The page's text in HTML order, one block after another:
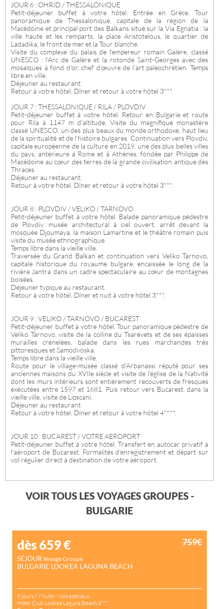
JOUR 6 : OHRID / THESSALONIQUE
Petit-déjeuner buffet à votre hôtel. Entrée en Grèce. Tour
panoramique de Thessalonique, capitale de la région de la
Macédoine et principal port des Balkans situé sur la Via Egnatia : la
ville haute et les remparts, la place Aristotelous, le quartier de
Ladadika, le front de mer et la Tour blanche.
Visite du complexe du palais de l'empereur romain Galère, classé
UNESCO : l'Arc de Galère et la rotonde Saint-Georges avec des
mosaïques à fond d'or, chef d'œuvre de l'art paléochrétien. Temps
libre en ville.
Déjeuner au restaurant.
Retour à votre hôtel. Dîner et retour à votre hôtel 3***.
JOUR 7 : THESSALONIQUE / RILA / PLOVDIV
Petit-déjeuner buffet à votre hôtel. Retour en Bulgarie et route
pour Rila à 1147 m d'altitude. Visite du magnifique monastère
classé UNESCO, un des plus beaux du monde orthodoxe, haut lieu
de la spiritualité et de l'histoire bulgares. Continuation vers Plovdiv,
capitale européenne de la culture en 2019, une des plus belles villes
du pays, antérieure à Rome et à Athènes, fondée par Philippe de
Macédoine au cœur des terres de la grande civilisation antique des
Thraces.
Déjeuner au restaurant.
Retour à votre hôtel. Dîner et retour à votre hôtel 3***.
JOUR 8 : PLOVDIV / VELIKO / TARNOVO
Petit-déjeuner buffet à votre hôtel. Balade panoramique pédestre
de Plovdiv, musée architectural à ciel ouvert, arrêt devant la
mosquée Djoumaya, la maison Lamartine et le théâtre romain puis
visite du musée ethnographique.
Temps libre dans la vieille ville.
Traversée du Grand Balkan et continuation vers Veliko Tarnovo,
capitale historique du royaume bulgare, encaissée le long de la
rivière Jantra dans un cadre spectaculaire au cœur de montagnes
boisées.
Déjeuner typique au restaurant.
Retour à votre hôtel. Dîner et nuit à votre hôtel 3***.
JOUR 9 : VELIKO / TARNOVO / BUCAREST
Petit-déjeuner buffet à votre hôtel. Tour panoramique pédestre de
Veliko Tarnovo, visite de la colline du Tsarevets et de ses épaisses
murailles crénelées, balade dans les rues marchandes très
pittoresques et Samodvoska.
Temps libre dans la vieille ville.
Route pour le village-musée classé d'Arbanassi réputé pour ses
anciennes maisons du XVIIe siècle et visite de l'église de la Nativité
dont les murs intérieurs sont entièrement recouverts de fresques
exécutées entre 1597 et 1681. Puis retour vers Bucarest, dans la
vieille ville, visite de Lipscani.
Déjeuner au restaurant.
Retour à votre hôtel. Dîner et retour à votre hôtel 4****.
JOUR 10 : BUCAREST / VOTRE AEROPORT
Petit-déjeuner buffet à votre hôtel. Transfert en autocar privatif à
l'aéroport de Bucarest. Formalités d'enregistrement et départ sur
vol régulier direct à destination de votre aéroport.
VOIR TOUS LES VOYAGES GROUPES -
BULGARIE
dès 659€
SÉJOUR Voyage Groupe
BULGARIE LOOKEA LAGUNA BEACH
8 jours / 7 nuits - Vols spéciaux
Hôtel Club Lookea Laguna Beach 3***
759€